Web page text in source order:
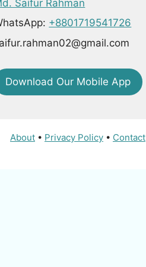
Saifur Rahman
+8801719541726
Download Our Mobile App
About • Privacy Policy • Contact